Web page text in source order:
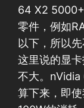
64 X2
零件，例如
以下，所以
这里说的显
不大。
算下来，即